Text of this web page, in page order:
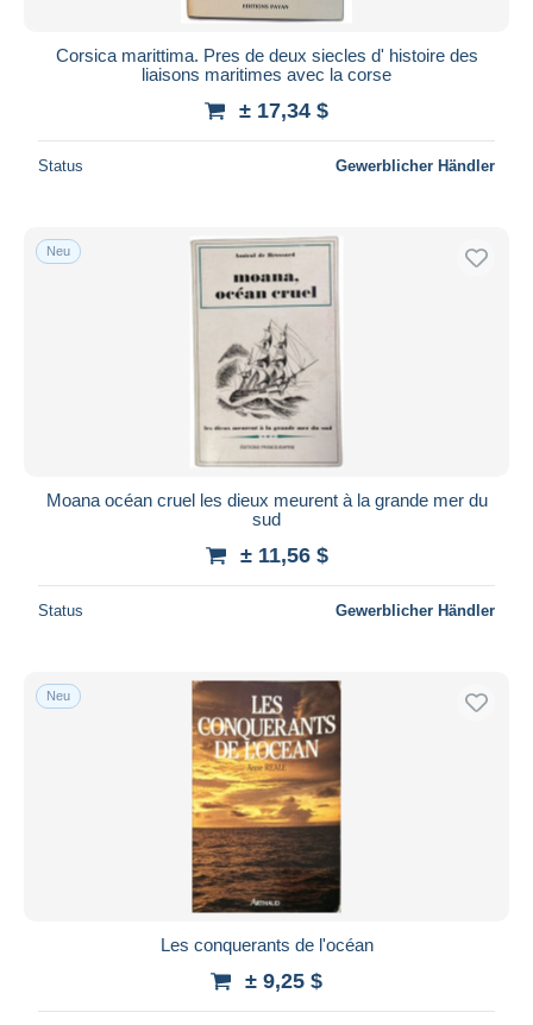
Corsica marittima. Pres de deux siecles d' histoire des
liaisons maritimes avec la corse
± 17,34 $
Status Gewerblicher Händler
Neu
Moana océan cruel les dieux meurent à la grande mer du
sud
± 11,56 $
Status Gewerblicher Händler
Neu
Les conquerants de l'océan
± 9,25 $